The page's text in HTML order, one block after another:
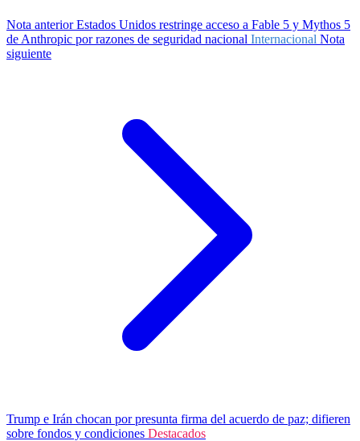
Nota anteriorEstados Unidos restringe acceso a Fable 5 y Mythos 5
de Anthropic por razones de seguridad nacional Internacional Nota
siguiente
Trump e Irán chocan por presunta firma del acuerdo de paz; difieren
sobre fondos y condiciones Destacados